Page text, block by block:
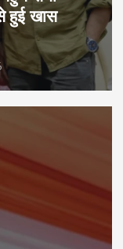
हुई खास